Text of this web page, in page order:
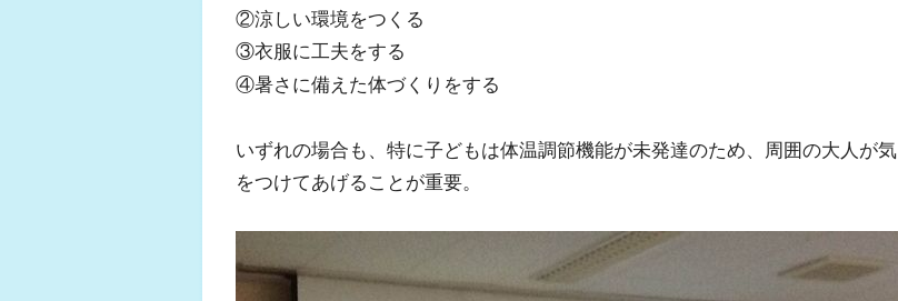
②涼しい環境をつくる
③衣服に工夫をする
④暑さに備えた体づくりをする
いずれの場合も、特に子どもは体温調節機能が未発達のため、周囲の大人が気
をつけてあげることが重要。